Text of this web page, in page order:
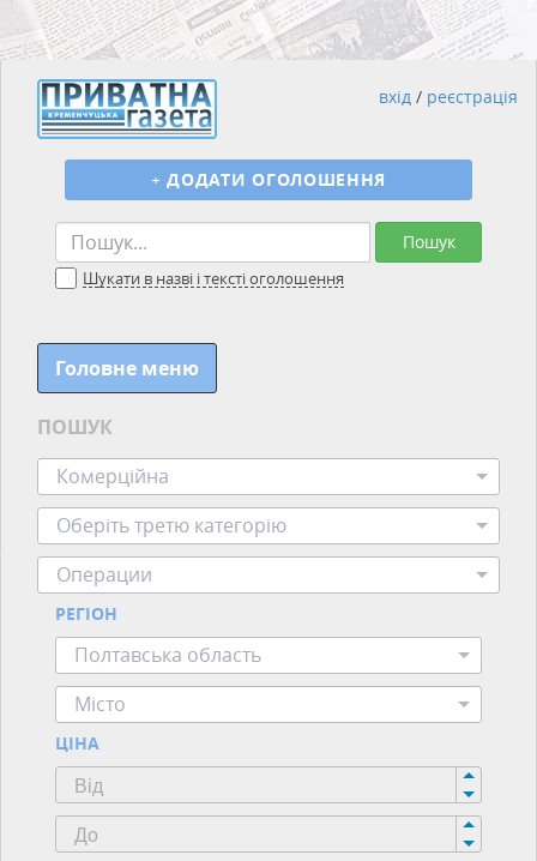
Пошук
Шукати в назві і тексті оголошення
+ ДОДАТИ ОГОЛОШЕННЯ
вхід / реєстрація
Головне меню
ПОШУК
Комерційна
Оберіть третю категорію
Операции
РЕГІОН
Полтавська область
Місто
ЦІНА